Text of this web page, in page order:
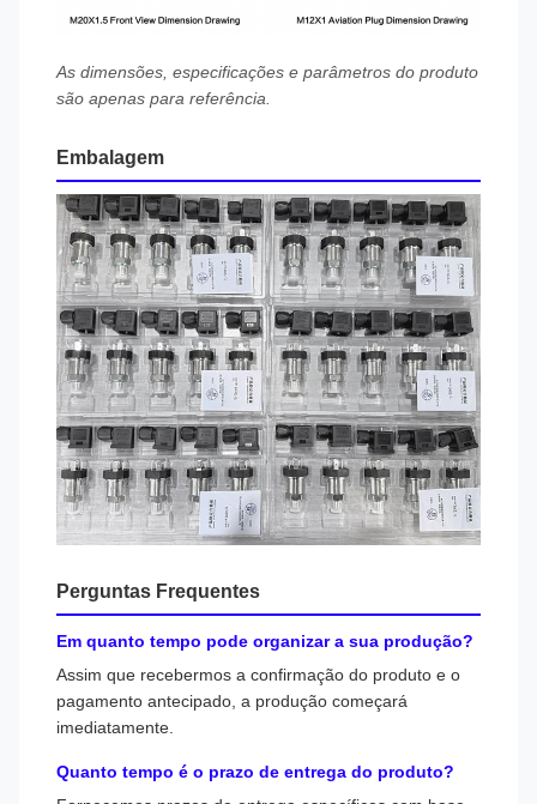
As dimensões, especificações e parâmetros do produto
são apenas para referência.
Embalagem
Perguntas Frequentes
Em quanto tempo pode organizar a sua produção?
Assim que recebermos a confirmação do produto e o
pagamento antecipado, a produção começará
imediatamente.
Quanto tempo é o prazo de entrega do produto?